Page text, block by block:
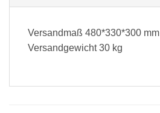
Versandmaß 480*330*300 mm
Versandgewicht 30 kg